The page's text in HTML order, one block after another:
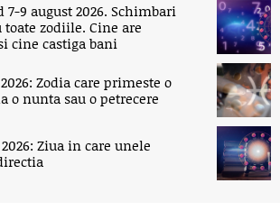
7-9 august 2026. Schimbari
zodiile. Cine are
cine castiga bani
Zodia care primeste o
o nunta sau o petrecere
Ziua in care unele